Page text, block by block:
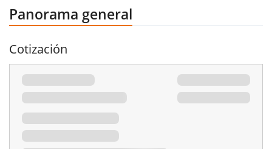
Panorama general
Cotización